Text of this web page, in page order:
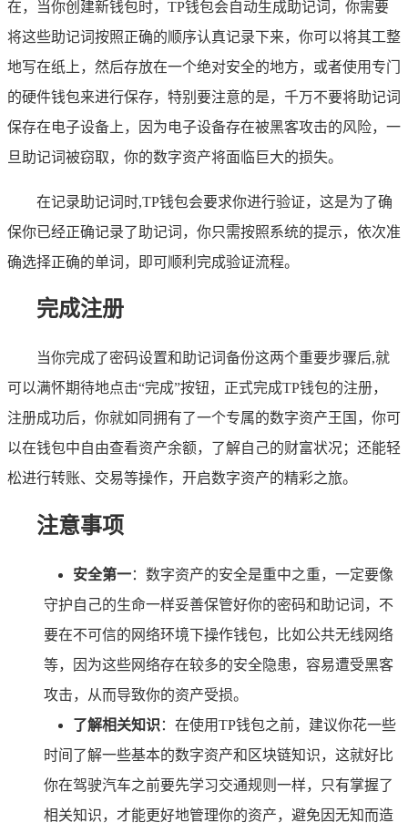
在，当你创建新钱包时，TP钱包会自动生成助记词，你需要
将这些助记词按照正确的顺序认真记录下来，你可以将其工整
地写在纸上，然后存放在一个绝对安全的地方，或者使用专门
的硬件钱包来进行保存，特别要注意的是，千万不要将助记词
保存在电子设备上，因为电子设备存在被黑客攻击的风险，一
旦助记词被窃取，你的数字资产将面临巨大的损失。
在记录助记词时,TP钱包会要求你进行验证，这是为了确
保你已经正确记录了助记词，你只需按照系统的提示，依次准
确选择正确的单词，即可顺利完成验证流程。
完成注册
当你完成了密码设置和助记词备份这两个重要步骤后,就
可以满怀期待地点击“完成”按钮，正式完成TP钱包的注册，
注册成功后，你就如同拥有了一个专属的数字资产王国，你可
以在钱包中自由查看资产余额，了解自己的财富状况；还能轻
松进行转账、交易等操作，开启数字资产的精彩之旅。
注意事项
安全第一：数字资产的安全是重中之重，一定要像
守护自己的生命一样妥善保管好你的密码和助记词，不
要在不可信的网络环境下操作钱包，比如公共无线网络
等，因为这些网络存在较多的安全隐患，容易遭受黑客
攻击，从而导致你的资产受损。
了解相关知识 ：在使用TP钱包之前，建议你花一些
时间了解一些基本的数字资产和区块链知识，这就好比
你在驾驶汽车之前要先学习交通规则一样，只有掌握了
相关知识，才能更好地管理你的资产，避免因无知而造